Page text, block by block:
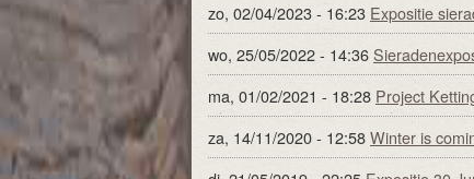
zo, 02/04/2023 - 16:23 Expositie
wo, 25/05/2022 - 14:36
ma, 01/02/2021 - 18:28 Project
za, 14/11/2020 - 12:58Winter is